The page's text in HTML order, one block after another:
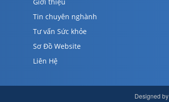
Tin chuyên nghành
Tư vấn Sức khỏe
Sơ Đồ Website
Liên Hệ
Designed by